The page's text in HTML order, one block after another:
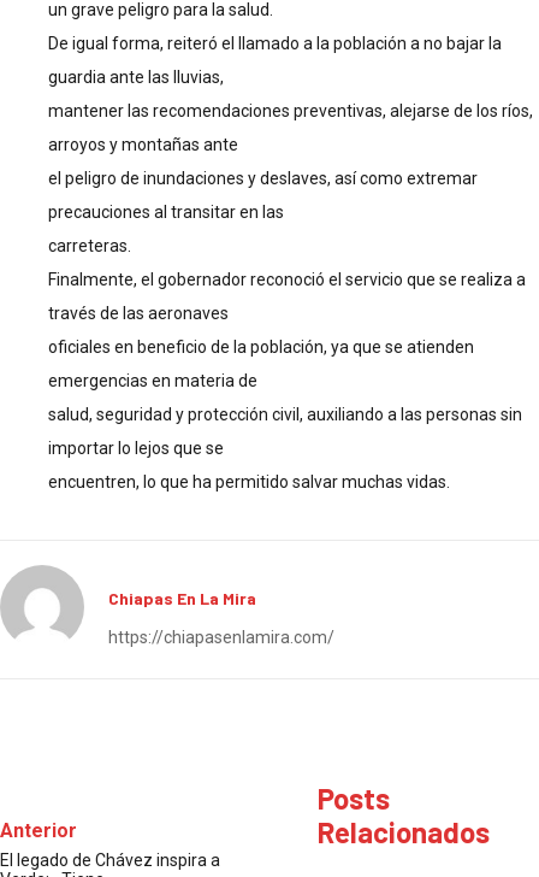
un grave peligro para la salud.
De igual forma, reiteró el llamado a la población a no bajar la
guardia ante las lluvias,
mantener las recomendaciones preventivas, alejarse de los ríos,
arroyos y montañas ante
el peligro de inundaciones y deslaves, así como extremar
precauciones al transitar en las
carreteras.
Finalmente, el gobernador reconoció el servicio que se realiza a
través de las aeronaves
oficiales en beneficio de la población, ya que se atienden
emergencias en materia de
salud, seguridad y protección civil, auxiliando a las personas sin
importar lo lejos que se
encuentren, lo que ha permitido salvar muchas vidas.
Chiapas En La Mira
https://chiapasenlamira.com/
Anterior
El legado de Chávez inspira a
Posts
Relacionados